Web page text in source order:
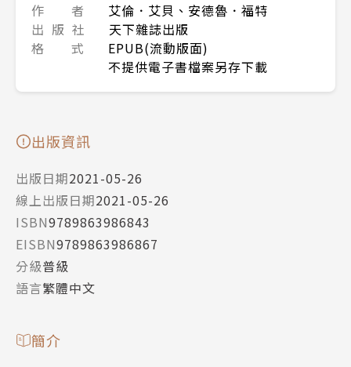
作 者
艾倫．艾貝、安德魯．福特
出 版 社
天下雜誌出版
格 式
EPUB(流動版面)
不提供電子書檔案另存下載
出版資訊
出版日期2021-05-26
線上出版日期2021-05-26
ISBN9789863986843
EISBN9789863986867
分級普級
語言繁體中文
簡介